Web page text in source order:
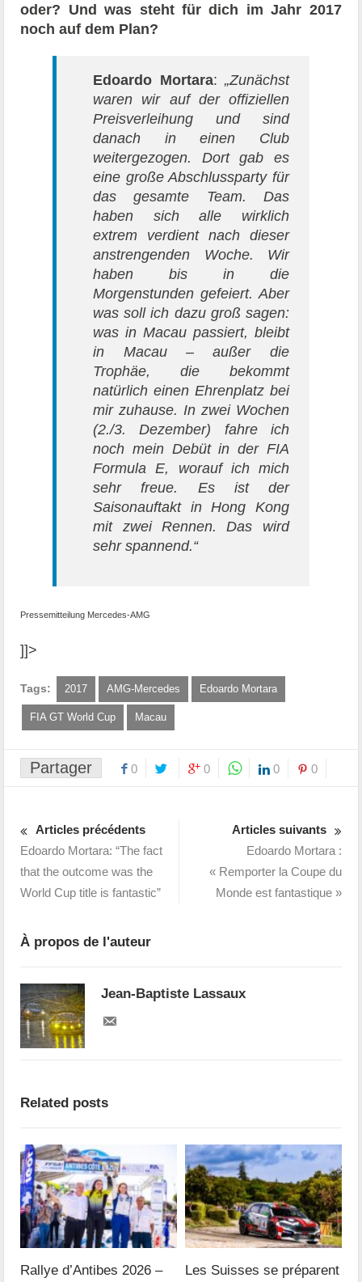
oder? Und was steht für dich im Jahr 2017
noch auf dem Plan?
Edoardo Mortara: „Zunächst
waren wir auf der offiziellen
Preisverleihung und sind
danach in einen Club
weitergezogen. Dort gab es
eine große Abschlussparty für
das gesamte Team. Das
haben sich alle wirklich
extrem verdient nach dieser
anstrengenden Woche. Wir
haben bis in die
Morgenstunden gefeiert. Aber
was soll ich dazu groß sagen:
was in Macau passiert, bleibt
in Macau – außer die
Trophäe, die bekommt
natürlich einen Ehrenplatz bei
mir zuhause. In zwei Wochen
(2./3. Dezember) fahre ich
noch mein Debüt in der FIA
Formula E, worauf ich mich
sehr freue. Es ist der
Saisonauftakt in Hong Kong
mit zwei Rennen. Das wird
sehr spannend.“
Pressemitteilung Mercedes-AMG
]]>
Tags: 2017 AMG-Mercedes Edoardo Mortara
FIA GT World Cup Macau
Partager 0 0 0 0
Articles précédents
Edoardo Mortara: “The fact
that the outcome was the
World Cup title is fantastic”
Articles suivants
Edoardo Mortara :
« Remporter la Coupe du
Monde est fantastique »
À propos de l'auteur
Jean-Baptiste Lassaux
Related posts
Rallye d’Antibes 2026 – Les Suisses se préparent